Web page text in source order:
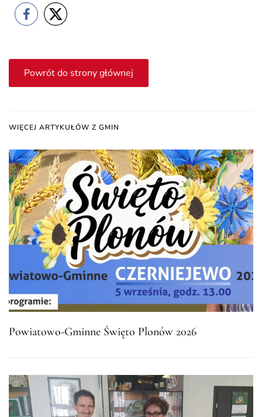
Powrót do strony głównej
WIĘCEJ ARTYKUŁÓW Z GMIN
Powiatowo-Gminne Święto Plonów 2026